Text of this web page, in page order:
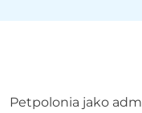
Petpolonia jako